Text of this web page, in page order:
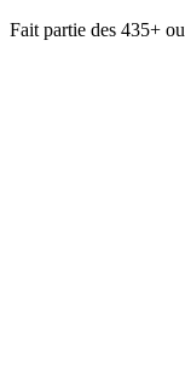
Fait partie des 435+